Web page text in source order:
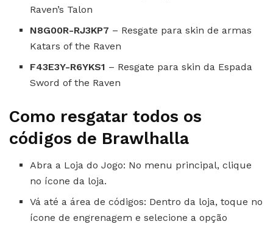
Raven’s Talon
N8G00R-RJ3KP7 – Resgate para skin de armas
Katars of the Raven
F43E3Y-R6YKS1 – Resgate para skin da Espada
Sword of the Raven
Como resgatar todos os
códigos de Brawlhalla
Abra a Loja do Jogo: No menu principal, clique
no ícone da loja.
Vá até a área de códigos: Dentro da loja, toque no
ícone de engrenagem e selecione a opção